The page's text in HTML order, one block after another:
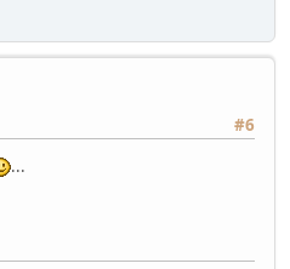
#6
...